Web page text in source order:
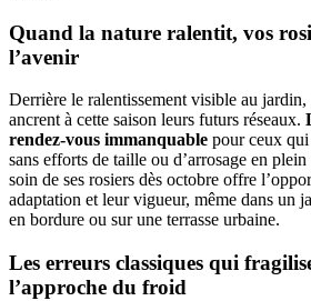
Quand la nature ralentit, vos
l’avenir
Derrière le ralentissement visible au jardin,
ancrent à cette saison leurs futurs réseaux.
rendez-vous immanquable pour ceux
sans efforts de taille ou d’arrosage en
soin de ses rosiers dès octobre offre
adaptation et leur vigueur, même dans un
en bordure ou sur une terrasse urbaine.
Les erreurs classiques qui
l’approche du froid